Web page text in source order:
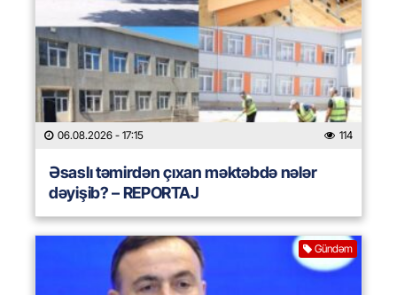
06.08.2026 - 17:15 114
Əsaslı təmirdən çıxan məktəbdə nələr
dəyişib? – REPORTAJ
Gündəm